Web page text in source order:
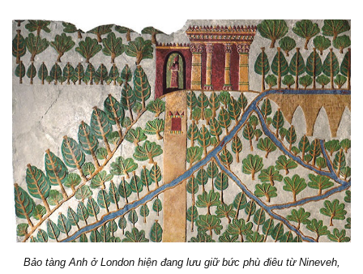
Bảo tàng Anh ở London hiện đang lưu giữ bức phù điêu từ Nineveh,